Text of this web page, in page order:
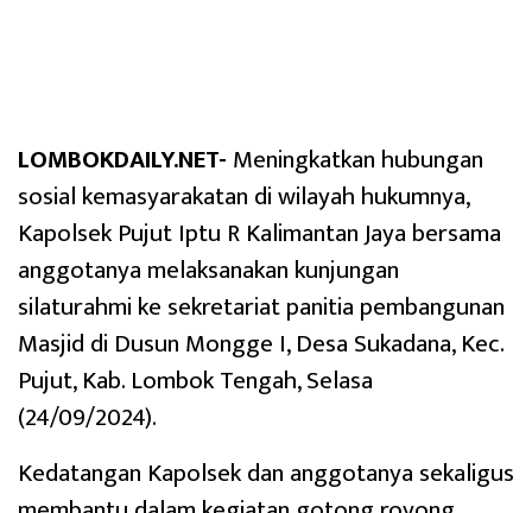
LOMBOKDAILY.NET- Meningkatkan hubungan
sosial kemasyarakatan di wilayah hukumnya,
Kapolsek Pujut Iptu R Kalimantan Jaya bersama
anggotanya melaksanakan kunjungan
silaturahmi ke sekretariat panitia pembangunan
Masjid di Dusun Mongge I, Desa Sukadana, Kec.
Pujut, Kab. Lombok Tengah, Selasa
(24/09/2024).
Kedatangan Kapolsek dan anggotanya sekaligus